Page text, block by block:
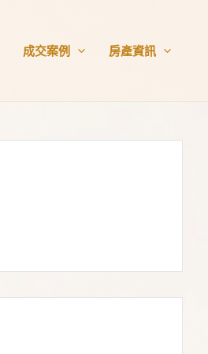
成交案例 房產資訊